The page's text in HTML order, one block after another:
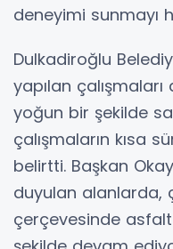
deneyimi sunmayı
Dulkadiroğlu
yapılan
yoğun bir şekilde
çalışmaların kısa
belirtti. Başkan
duyulan alanlarda,
çerçevesinde asfalt